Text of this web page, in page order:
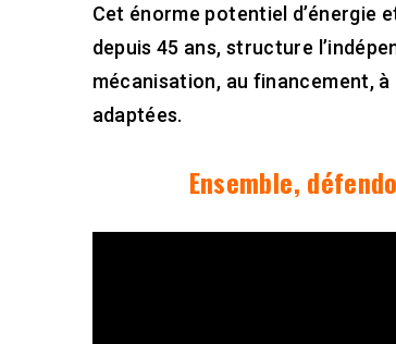
Cet énorme potentiel d’énergie
depuis 45 ans, structure
mécanisation, au financement,
adaptées.
Ensemble,